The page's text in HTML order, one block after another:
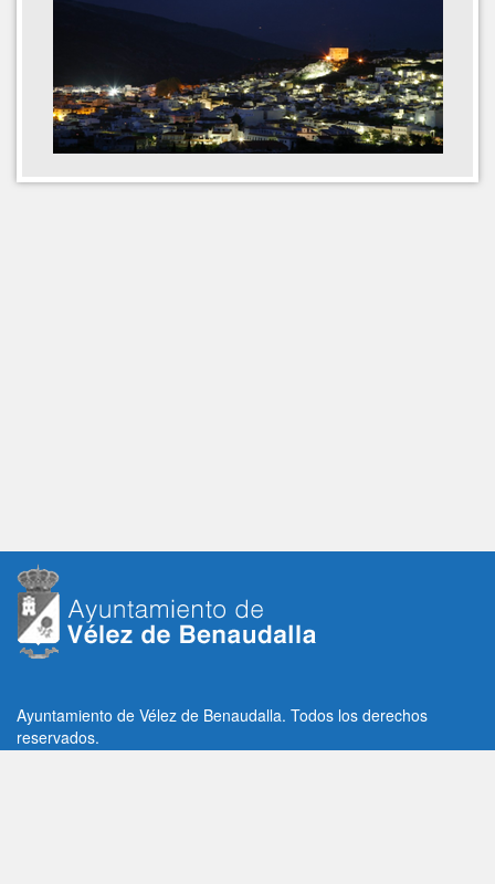
Ayuntamiento de Vélez de Benaudalla. Todos los derechos
reservados.